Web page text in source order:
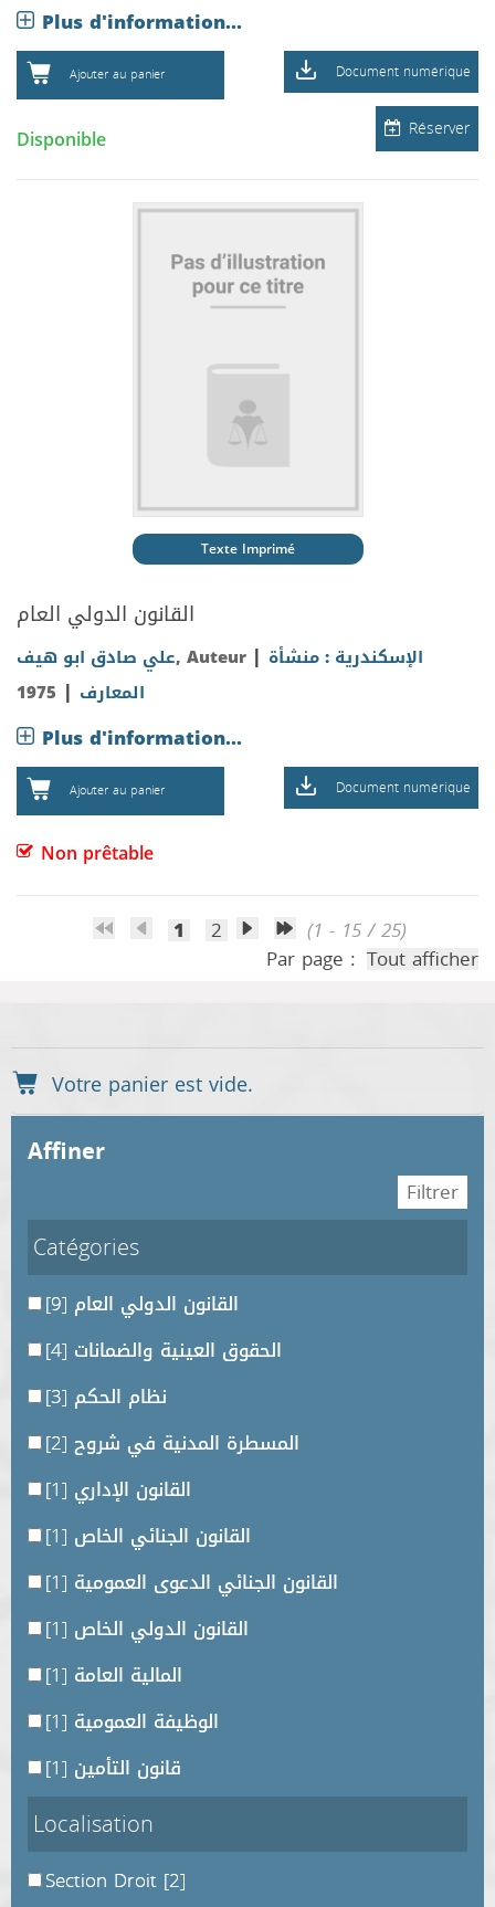
Plus d'information...
Ajouter au panier Document numérique
Réserver
Disponible
Texte Imprimé
القانون الدولي العام
علي صادق ابو هيف, Auteur | الإسكندرية : منشأة
المعارف |
1975
Plus d'information...
Ajouter au panier Document numérique
Non prêtable
1 2
(1 - 15 / 25)
Par page : Tout afficher
affiner
Catégories
القانون الدولي العام [9]
الحقوق العينية والضمانات [4]
نظام الحكم [3]
المسطرة المدنية في شروح [2]
القانون الإداري [1]
القانون الجنائي الخاص [1]
القانون الجنائي الدعوى العمومية [1]
القانون الدولي الخاص [1]
المالية العامة [1]
الوظيفة العمومية [1]
قانون التأمين [1]
Localisation
Section Droit [2]